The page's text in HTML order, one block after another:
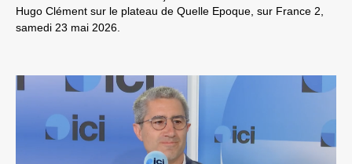
Hugo Clément sur le plateau de Quelle Epoque, sur France 2,
samedi 23 mai 2026.